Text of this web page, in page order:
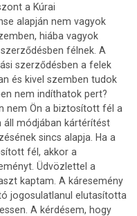
a Kúrai
alapján nem vagyok
hiába vagyok
félnek. A
szerződésben a felek
és kivel szemben tudok
nem indíthatok pert?
nem Ön a biztosított fél a
áll módjában kártérítést
sincs alapja. Ha a
fél, akkor a
Üdvözlettel a
kaptam. A káresemény
jogosulatlanul elutasította
A kérdésem, hogy